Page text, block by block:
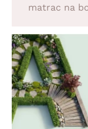
matrac na
× 200.